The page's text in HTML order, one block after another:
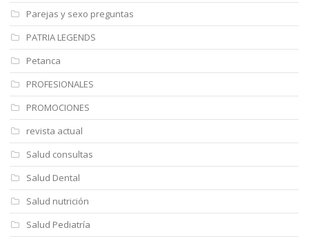
Parejas y sexo preguntas
PATRIA LEGENDS
Petanca
PROFESIONALES
PROMOCIONES
revista actual
Salud consultas
Salud Dental
Salud nutrición
Salud Pediatría